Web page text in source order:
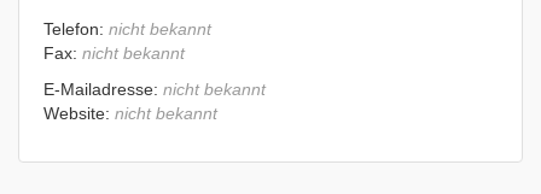
Telefon: nicht bekannt
Fax: nicht bekannt
E-Mailadresse: nicht bekannt
Website: nicht bekannt